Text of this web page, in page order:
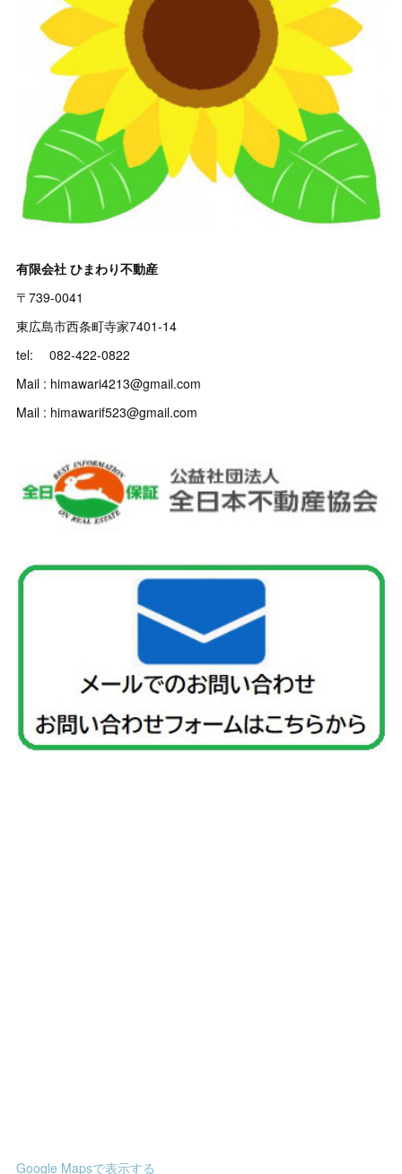
有限会社 ひまわり不動産
〒739-0041
東広島市西条町寺家7401-14
tel: 082-422-0822
Mail : himawari4213@gmail.com
Mail : himawarif523@gmail.com
Google Mapsで表示する